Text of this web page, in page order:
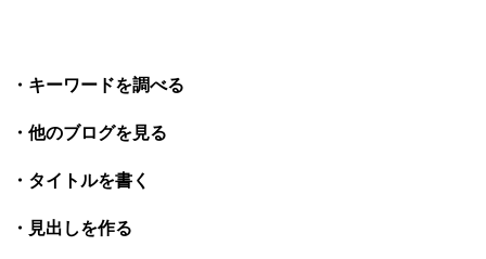
・キーワードを調べる
・他のブログを見る
・タイトルを書く
・見出しを作る